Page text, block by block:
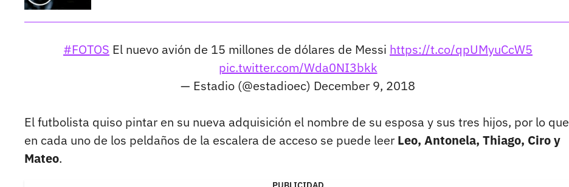
#FOTOS El nuevo avión de 15 millones de dólares de Messi https://t.co/qpUMyuCcW5
pic.twitter.com/Wda0NI3bkk
— Estadio (@estadioec) December 9, 2018
El futbolista quiso pintar en su nueva adquisición el nombre de su esposa y sus tres hijos, por lo que
en cada uno de los peldaños de la escalera de acceso se puede leer Leo, Antonela, Thiago, Ciro y
Mateo.